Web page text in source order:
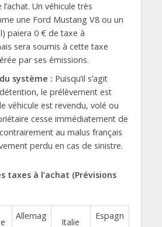
Un véhicule très
une Ford Mustang V8 ou un
paiera 0 € de taxe à
sera soumis à cette taxe
par ses émissions.
système : Puisqu’il s’agit
le prélèvement est
véhicule est revendu, volé ou
cesse immédiatement de
au malus français
perdu en cas de sinistre.
taxes à l’achat (Prévisions
Allemag
Italie
Espagn